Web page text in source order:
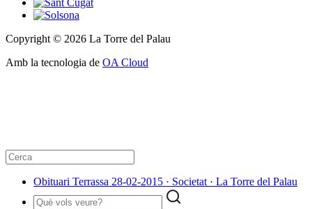
Copyright © 2026 La Torre del Palau
Amb la tecnologia de OA Cloud
Obituari Terrassa 28-02-2015 · Societat · La Torre del Palau